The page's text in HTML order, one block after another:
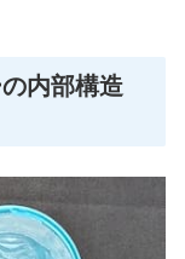
内部構造